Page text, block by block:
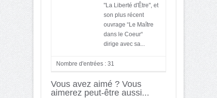
"La Liberté d'Être", et
son plus récent
ouvrage “Le Maître
dans le Coeur“
dirige avec sa...
Nombre d'entrées : 31
Vous avez aimé ? Vous
aimerez peut-être aussi...